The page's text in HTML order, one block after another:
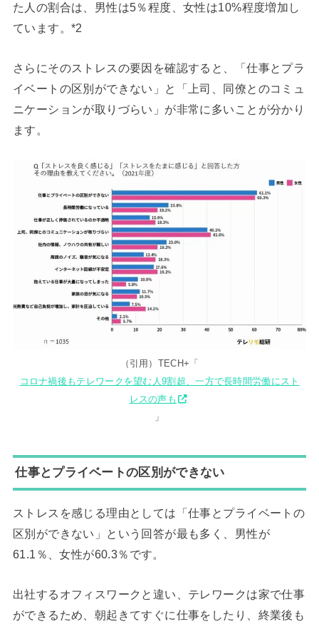
た人の割合は、男性は5％程度、女性は10%程度増加し
ています。*2
さらにそのストレスの要因を確認すると、「仕事とプラ
イベートの区別ができない」と「上司、同僚とのコミュ
ニケーションが取りづらい」が非常に多いことが分かり
ます。
（引用）TECH+「
コロナ禍後もテレワークを望む人9割超、一方で長時間労働にスト
レスの声も
」
仕事とプライベートの区別ができない
ストレスを感じる理由としては「仕事とプライベートの
区別ができない」という回答が最も多く、男性が
61.1％、女性が60.3％です。
出社するオフィスワークと違い、テレワークは家で仕事
ができるため、朝起きてすぐに仕事をしたり、終業後も